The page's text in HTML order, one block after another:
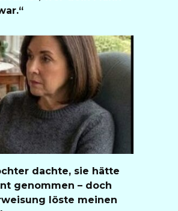
dachte, sie hätte
genommen – doch
löste meinen